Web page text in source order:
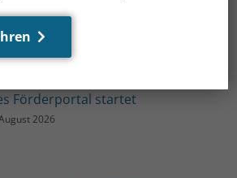
…
Förderportal startet
2026